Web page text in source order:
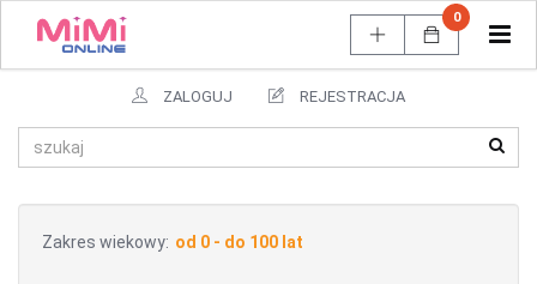
ZALOGUJ REJESTRACJA
0
Zakres wiekowy: